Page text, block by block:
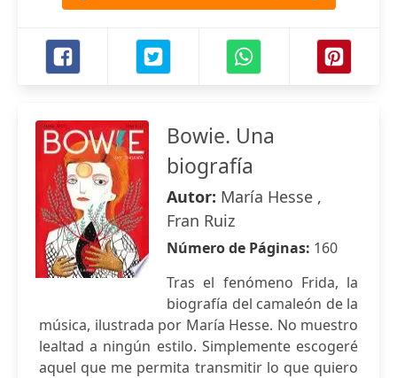
Bowie. Una
biografía
Autor: María Hesse ,
Fran Ruiz
Número de Páginas: 160
Tras el fenómeno Frida, la
biografía del camaleón de la
música, ilustrada por María Hesse. No muestro
lealtad a ningún estilo. Simplemente escogeré
aquel que me permita transmitir lo que quiero